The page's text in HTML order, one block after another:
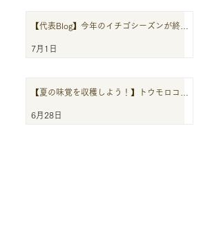
【代表Blog】今年のイチゴシーズンが終わ
7月1日
【夏の味覚を収穫しよう！】トウモロコシ
6月28日